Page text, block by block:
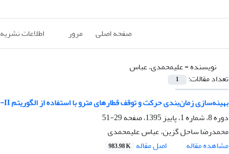
صفحه اصلی مرور اطلاعات نشریه
نویسنده =علیمحمدی، عباس
تعداد مقالات:
1
بهینه‌سازی زمان‌بندی حرکت و توقف قطارهای مترو با استفاده از الگوریتم NSGA-II برای کاهش زمان سفر و افزایش کارایی اقتصادی و زیست‌محیطی سیستم
دوره 8، شماره 1، پاییز 1395، صفحه
29-51
محمدرضا ساحل گزین، عباس علیمحمدی
مشاهده مقاله
اصل مقاله 983.98 K